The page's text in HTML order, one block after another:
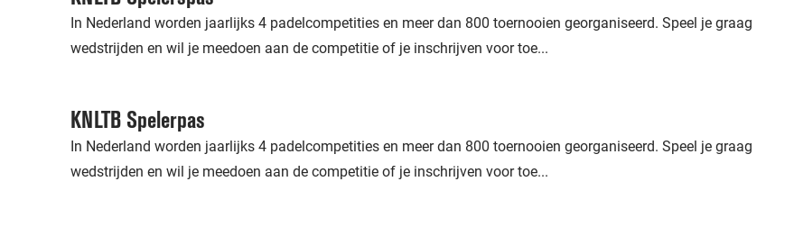
In Nederland worden jaarlijks 4 padelcompetities en meer dan 800 toernooien georganiseerd. Speel je graag
wedstrijden en wil je meedoen aan de competitie of je inschrijven voor toe...
KNLTB Spelerpas
In Nederland worden jaarlijks 4 padelcompetities en meer dan 800 toernooien georganiseerd. Speel je graag
wedstrijden en wil je meedoen aan de competitie of je inschrijven voor toe...